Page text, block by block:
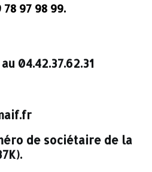
78 97 98 99.
04.42.37.62.31
de sociétaire de la